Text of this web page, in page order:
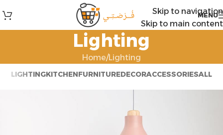
Skip to navigation
Skip to main content
MENU
Lighting
Home Lighting
ALL
ACCESSORIES
DECOR
FURNITURE
KITCHEN
LIGHTING